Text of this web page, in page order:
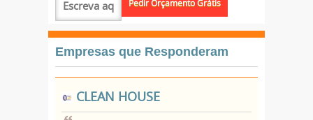
Empresas que Responderam
CLEAN HOUSE